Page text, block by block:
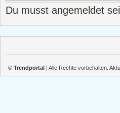
Du musst angemeldet
© Trendportal | Alle Rechte vorbehalten.